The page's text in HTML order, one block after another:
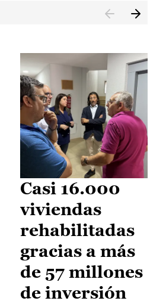
Casi 16.000
viviendas
rehabilitadas
gracias a más
de 57 millones
de inversión